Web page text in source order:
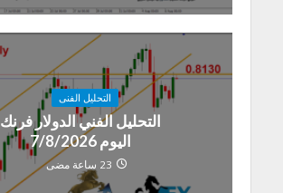
التحليل الفنى
التحليل الفني الدولار فرنك
اليوم 7/8/2026
23 ساعة مضى